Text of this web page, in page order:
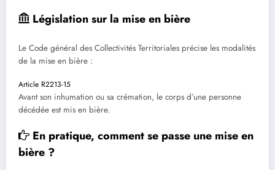
Législation sur la mise en bière
Le Code général des Collectivités Territoriales précise les modalités
de la mise en bière :
Article R2213-15
Avant son inhumation ou sa crémation, le corps d’une personne
décédée est mis en bière.
En pratique, comment se passe une mise en
bière ?